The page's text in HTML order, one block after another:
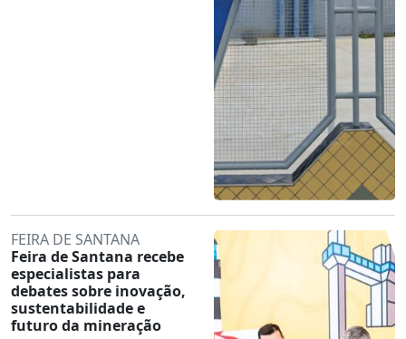
FEIRA DE SANTANA
Feira de Santana recebe
especialistas para
debates sobre inovação,
sustentabilidade e
futuro da mineração